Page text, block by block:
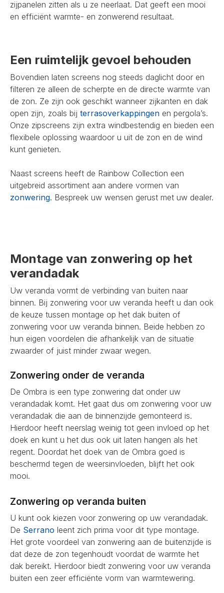
zijpanelen zitten als u ze neerlaat. Dat geeft een mooi
en efficiënt warmte- en zonwerend resultaat.
Een ruimtelijk gevoel behouden
Bovendien laten screens nog steeds daglicht door en
filteren ze alleen de scherpte en de directe warmte van
de zon. Ze zijn ook geschikt wanneer zijkanten en dak
open zijn, zoals bij terrasoverkappingen en pergola’s.
Onze zipscreens zijn extra windbestendig en bieden een
flexibele oplossing waardoor u uit de zon en de wind
kunt genieten.
Naast screens heeft de Rainbow Collection een
uitgebreid assortiment aan andere vormen van
zonwering. Bespreek uw wensen gerust met uw dealer.
Montage van zonwering op het
verandadak
Uw veranda vormt de verbinding van buiten naar
binnen. Bij zonwering voor uw veranda heeft u dan ook
de keuze tussen montage op het dak buiten of
zonwering voor uw veranda binnen. Beide hebben zo
hun eigen voordelen die afhankelijk van de situatie
zwaarder of juist minder zwaar wegen.
Zonwering onder de veranda
De Ombra is een type zonwering dat onder uw
verandadak komt. Het gaat dus om zonwering voor uw
verandadak die aan de binnenzijde gemonteerd is.
Hierdoor heeft neerslag weinig tot geen invloed op het
doek en kunt u het dus ook uit laten hangen als het
regent. Doordat het doek van de Ombra goed is
beschermd tegen de weersinvloeden, blijft het ook
mooi.
Zonwering op veranda buiten
U kunt ook kiezen voor zonwering op uw verandadak.
De Serrano leent zich prima voor dit type montage.
Het grote voordeel van zonwering aan de buitenzijde is
dat deze de zon tegenhoudt voordat de warmte het
dak bereikt. Hierdoor biedt zonwering voor uw veranda
buiten een zeer efficiënte vorm van warmtewering.